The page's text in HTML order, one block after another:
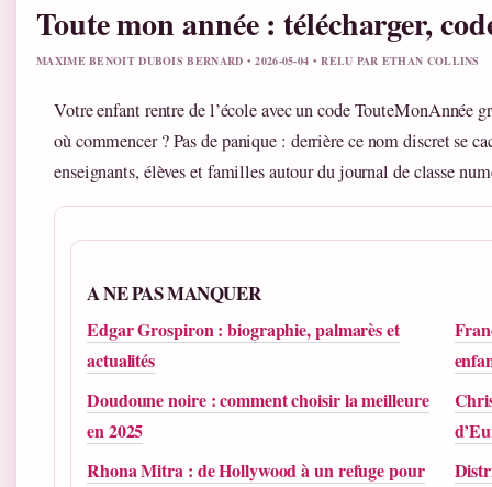
Toute mon année : télécharger,
MAXIME BENOIT DUBOIS BERNARD • 2026-05-04 • RELU PAR ETHAN COLLINS
Votre enfant rentre de l’école avec un code TouteMonAnnée
où commencer ? Pas de panique : derrière ce nom discret se
enseignants, élèves et familles autour du journal de classe
A NE PAS MANQUER
Edgar Grospiron : biographie, palmarès et
actualités
Doudoune noire : comment choisir la meilleure
en 2025
Rhona Mitra : de Hollywood à un refuge pour